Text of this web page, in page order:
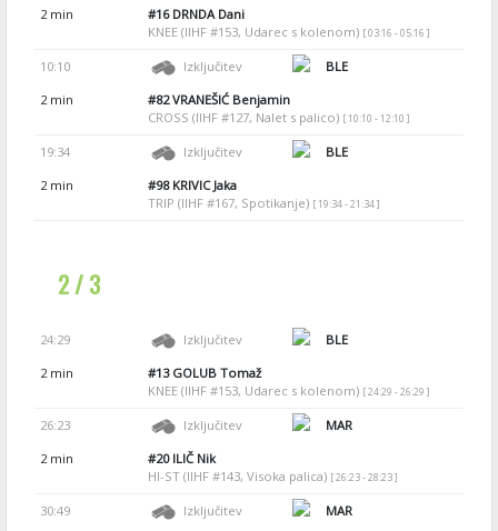
2 min
#16DRNDA Dani
KNEE (IIHF #153, Udarec s kolenom) [ 03:16 - 05:16 ]
10:10 Izključitev
BLE
2 min
#82VRANEŠIĆ Benjamin
CROSS (IIHF #127, Nalet s palico) [ 10:10 - 12:10 ]
19:34 Izključitev
BLE
2 min
#98KRIVIC Jaka
TRIP (IIHF #167, Spotikanje) [ 19:34 - 21:34 ]
2 / 3
24:29 Izključitev
BLE
2 min
#13GOLUB Tomaž
KNEE (IIHF #153, Udarec s kolenom) [ 24:29 - 26:29 ]
26:23 Izključitev
MAR
2 min
#20ILIČ Nik
HI-ST (IIHF #143, Visoka palica) [ 26:23 - 28:23 ]
30:49 Izključitev MAR